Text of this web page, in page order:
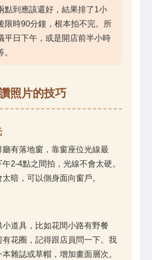
點到應該還好，結果排了1小
限時90分鐘，根本拍不完。所
平日下午，或是開店前半小時
照片的技巧
有落地窗，靠窗座位光線最
2-4點之間拍，光線不會太硬。
暗，可以側身面向窗戶。
道具，比如花間小路有野餐
有花圈，記得跟店員問一下。我
雜誌或草帽，增加畫面層次。